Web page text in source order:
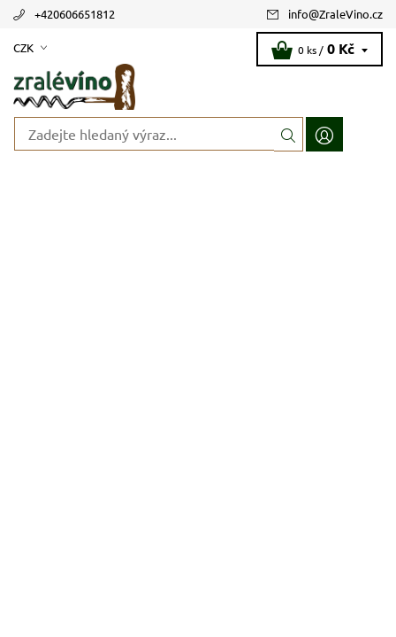
+420606651812 info@ZraleVino.cz
CZK 0 ks / 0 Kč